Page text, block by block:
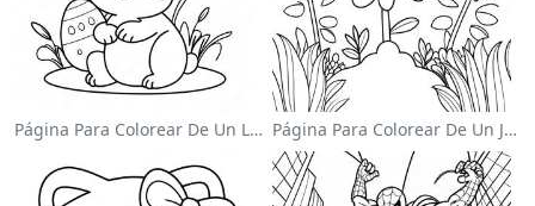
Página Para Colorear De Un Lindo Conejo De Pascua Página Para Colorear De Un Jardín De Flores Coloridas